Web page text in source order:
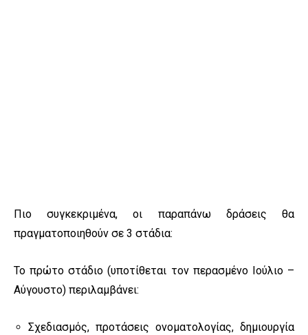
Πιο συγκεκριμένα, οι παραπάνω δράσεις θα
πραγματοποιηθούν σε 3 στάδια:
To πρώτο στάδιο (υποτίθεται τον περασμένο Ιούλιο –
Αύγουστο) περιλαμβάνει:
Σχεδιασμός, προτάσεις ονοματολογίας, δημιουργία